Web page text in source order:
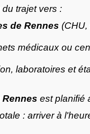
trajet vers :
de Rennes (CHU,
médicaux ou
laboratoires et
est planifié
: arriver à